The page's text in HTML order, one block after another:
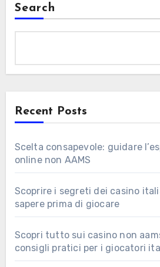
Search
Recent Posts
Scelta consapevole: guidare
online non AAMS
Scoprire i segreti dei casino
sapere prima di giocare
Scopri tutto sui casino non
consigli pratici per i giocatori